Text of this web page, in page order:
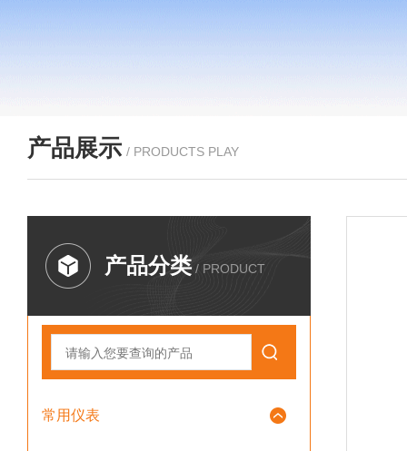
产品展示 / PRODUCTS PLAY
产品分类 / PRODUCT
常用仪表